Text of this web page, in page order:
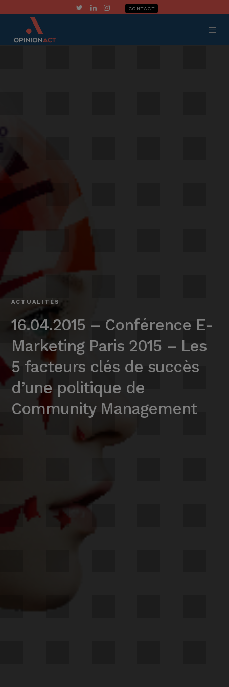
CONTACT
ACTUALITÉS
16.04.2015 – Conférence E-
Marketing Paris 2015 – Les
5 facteurs clés de succès
d’une politique de
Community Management